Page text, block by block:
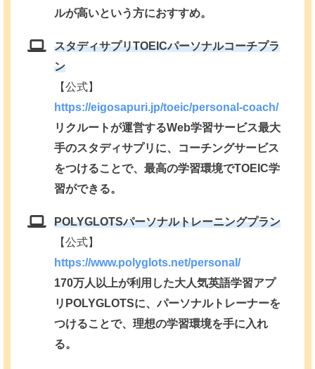
ルが高いという方におすすめ。
スタディサプリTOEICパーソナルコーチプラ
ン
【公式】
https://eigosapuri.jp/toeic/personal-coach/
リクルートが運営するWeb学習サービス最大
手のスタディサプリに、コーチングサービス
をつけることで、最高の学習環境でTOEIC学
習ができる。
POLYGLOTSパーソナルトレーニングプラン
【公式】
https://www.polyglots.net/personal/
170万人以上が利用した大人気英語学習アプ
リPOLYGLOTSに、パーソナルトレーナーを
つけることで、理想の学習環境を手に入れ
る。